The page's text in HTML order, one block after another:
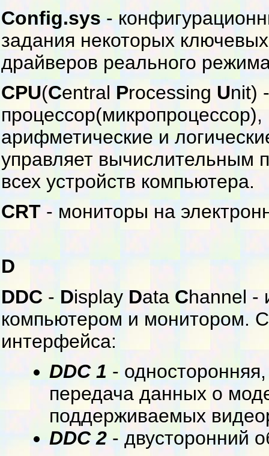
Config.sys -
задания некоторых
драйверов реального
CPU(Central Processing Unit)
арифметические и
управляет вычислительным
всех устройств компьютера.
CRT - мониторы на
D
DDC - Display Data Channel -
компьютером и монитором.
интерфейса:
DDC 1 -
передача данных о
поддерживаемых
DDC 2 - двусторонний